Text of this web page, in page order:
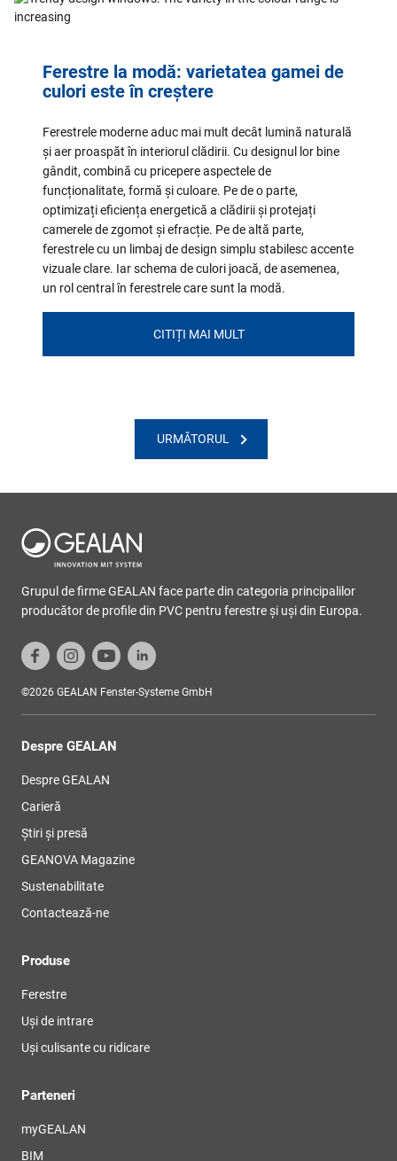
Ferestre la modă: varietatea gamei de
culori este în creștere
Ferestrele moderne aduc mai mult decât lumină naturală
și aer proaspăt în interiorul clădirii. Cu designul lor bine
gândit, combină cu pricepere aspectele de
funcționalitate, formă și culoare. Pe de o parte,
optimizați eficiența energetică a clădirii și protejați
camerele de zgomot și efracție. Pe de altă parte,
ferestrele cu un limbaj de design simplu stabilesc accente
vizuale clare. Iar schema de culori joacă, de asemenea,
un rol central în ferestrele care sunt la modă.
CITIȚI MAI MULT
URMĂTORUL
Grupul de firme GEALAN face parte din categoria principalilor
producător de profile din PVC pentru ferestre şi uşi din Europa.
©2026 GEALAN Fenster-Systeme GmbH
Despre GEALAN
Despre GEALAN
Carieră
Știri și presă
GEANOVA Magazine
Sustenabilitate
Contactează-ne
Produse
Ferestre
Uși de intrare
Uși culisante cu ridicare
Parteneri
myGEALAN
BIM